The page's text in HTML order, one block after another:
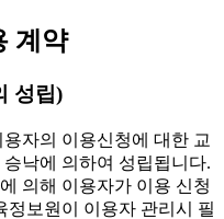
계약
성립)
자의 이용신청에 대한 교
낙에 의하여 성립됩니다.
의해 이용자가 이용 신청
정보원이 이용자 관리시 필